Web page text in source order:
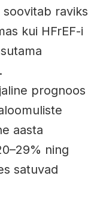
raviks
kui HFrEF-i
prognoos
aasta
ning
satuvad